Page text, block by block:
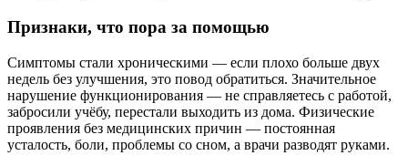
Признаки, что пора за помощью
Симптомы стали хроническими — если плохо больше двух
недель без улучшения, это повод обратиться. Значительное
нарушение функционирования — не справляетесь с работой,
забросили учёбу, перестали выходить из дома. Физические
проявления без медицинских причин — постоянная
усталость, боли, проблемы со сном, а врачи разводят руками.